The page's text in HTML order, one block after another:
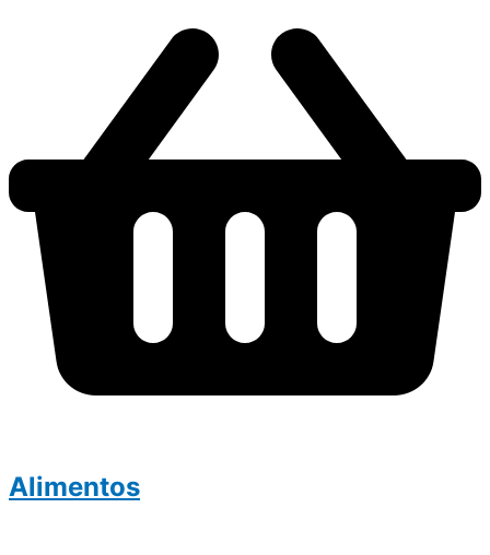
Alimentos